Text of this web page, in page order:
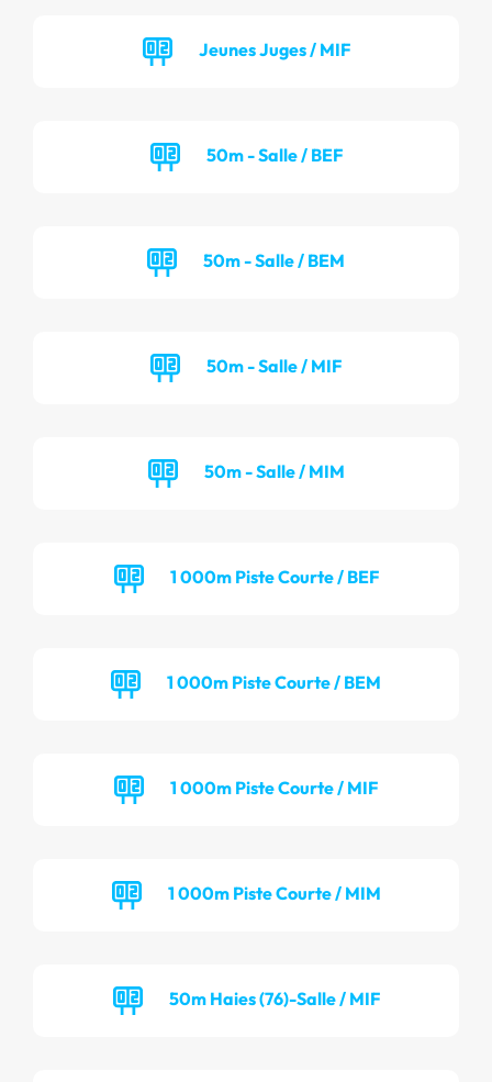
Jeunes Juges / MIF
50m - Salle / BEF
50m - Salle / BEM
50m - Salle / MIF
50m - Salle / MIM
1 000m Piste Courte / BEF
1 000m Piste Courte / BEM
1 000m Piste Courte / MIF
1 000m Piste Courte / MIM
50m Haies (76)-Salle / MIF